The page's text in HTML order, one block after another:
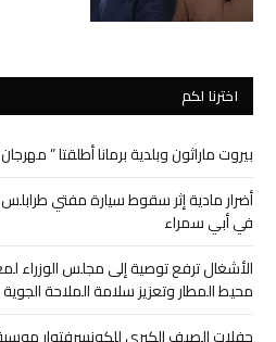
اخترنا لكم
بيروت ماراثون وبلدية برمانا أطلقتا ”
أضرار مادية إثر سقوط سيارة مفتي
في أبي سمراء
الأشغال ترفع توصية إلى مجلس الوزراء
محيط المطار وتعزيز سلامة الملاحة الجوية
حفلات الصيف الكبرى للكونسرفتوار